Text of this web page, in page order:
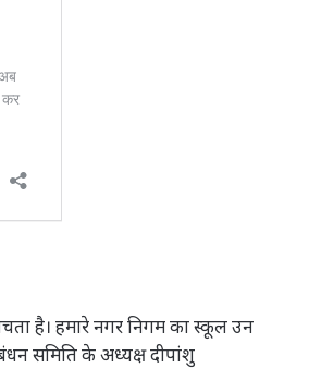
है। हमारे नगर निगम का स्कूल उन
समिति के अध्यक्ष दीपांशु